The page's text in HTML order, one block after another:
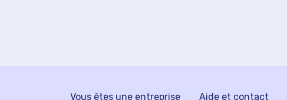
Vous êtes une entreprise Aide et contact